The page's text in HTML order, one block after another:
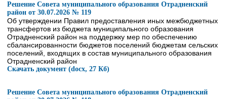
Решение Совета муниципального образования Отрадненский
район от 30.07.2026 № 119
Об утверждении Правил предоставления иных межбюджетных
трансфертов из бюджета муниципального образования
Отрадненский район на поддержку мер по обеспечению
сбалансированности бюджетов поселений бюджетам сельских
поселений, входящих в состав муниципального образования
Отрадненский район
Скачать документ (docx, 27 Кб)
Решение Совета муниципального образования Отрадненский